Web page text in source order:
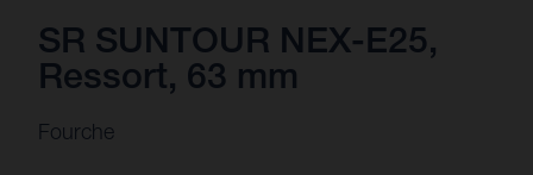
SR SUNTOUR NEX-E25,
Ressort, 63 mm
Fourche